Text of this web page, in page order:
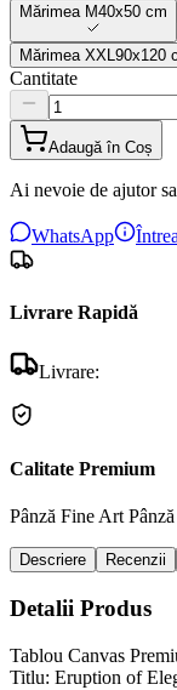
Mărimea M40x50 cm
Mărimea XXL 90x120
Cantitate
Adaugă în Coș
Ai nevoie de ajutor
WhatsApp
Livrare Rapidă
Livrare:
Calitate Premium
Pânză Fine Art
Descriere Recenzii
Detalii Produs
Tablou Canvas
Titlu: Eruption of